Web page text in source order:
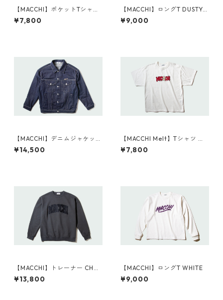
【MACCHI】ポケットTシャツ
BLACK
¥7,800
【MACCHI】ロングT DUSTY P
INK
¥9,000
【MACCHI】デニムジャケット
INDIGO
¥14,500
【MACCHI Melt】Tシャツ WH
ITE
¥7,800
【MACCHI】トレーナー CHAR
COAL GRAY
¥13,800
【MACCHI】ロングT WHITE
¥9,000